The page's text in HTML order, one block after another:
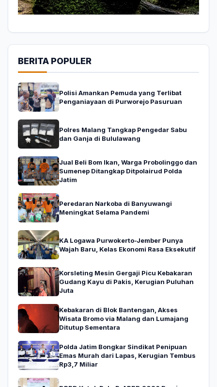
BERITA POPULER
Polisi Amankan Pemuda yang Terlibat
Penganiayaan di Purworejo Pasuruan
Polres Malang Tangkap Pengedar Sabu
dan Ganja di Bululawang
Jual Beli Bom Ikan, Warga Probolinggo dan
Sumenep Ditangkap Ditpolairud Polda
Jatim
Peredaran Narkoba di Banyuwangi
Meningkat Selama Pandemi
KA Logawa Purwokerto-Jember Punya
Wajah Baru, Kelas Ekonomi Rasa Eksekutif
Korsleting Mesin Gergaji Picu Kebakaran
Gudang Kayu di Pakis, Kerugian Puluhan
Juta
Kebakaran di Blok Bantengan, Akses
Wisata Bromo via Malang dan Lumajang
Ditutup Sementara
Polda Jatim Bongkar Sindikat Penipuan
Emas Murah dari Lapas, Kerugian Tembus
Rp3,7 Miliar